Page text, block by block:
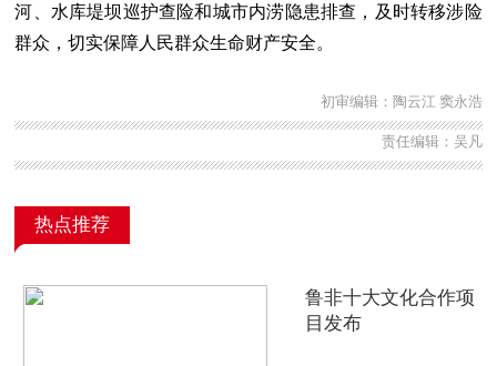
河、水库堤坝巡护查险和城市内涝隐患排查，及时转移涉险
群众，切实保障人民群众生命财产安全。
初审编辑：陶云江 窦永浩
责任编辑：吴凡
热点推荐
鲁非十大文化合作项
目发布